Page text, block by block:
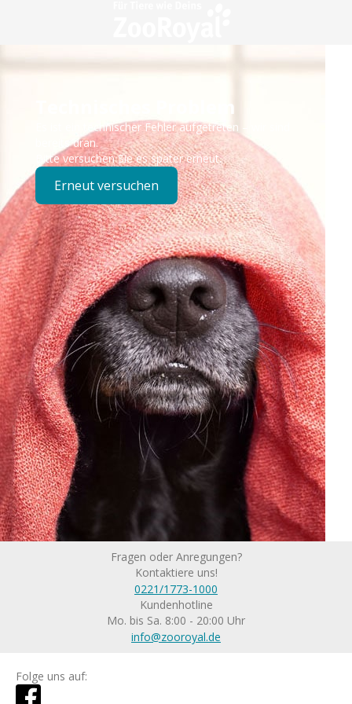
Technisches Problem
Es ist ein technischer Fehler aufgetreten – wir sind
bereits dran.
Bitte versuchen Sie es später erneut.
Erneut versuchen
Fragen oder Anregungen?
Kontaktiere uns!
0221/1773-1000
Kundenhotline
Mo. bis Sa. 8:00 - 20:00 Uhr
info@zooroyal.de
Folge uns auf: